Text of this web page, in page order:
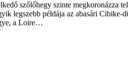
szőlőhegy szinte megkoronázza
legszebb példája az abasári
a Loire…